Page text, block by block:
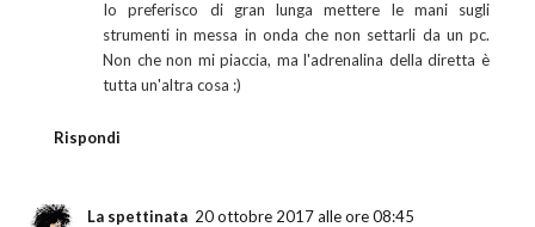
Io preferisco di gran lunga mettere le mani sugli
strumenti in messa in onda che non settarli da un pc.
Non che non mi piaccia, ma l'adrenalina della diretta è
tutta un'altra cosa :)
Rispondi
La spettinata 20 ottobre 2017 alle ore 08:45